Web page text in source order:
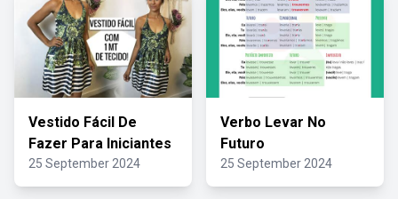
Vestido Fácil De
Fazer Para Iniciantes
25 September 2024
Verbo Levar No
Futuro
25 September 2024